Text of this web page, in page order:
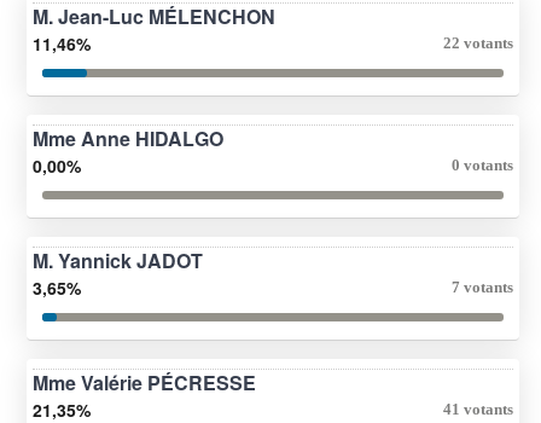
M. Jean-Luc MÉLENCHON
11,46% 22 votants
Mme Anne HIDALGO
0,00% 0 votants
M. Yannick JADOT
3,65% 7 votants
Mme Valérie PÉCRESSE
21,35% 41 votants